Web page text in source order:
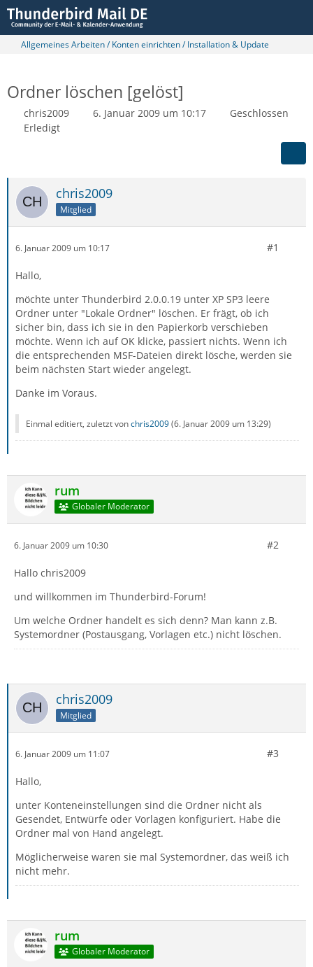
Allgemeines Arbeiten / Konten einrichten / Installation & Update
Ordner löschen [gelöst]
chris2009 6. Januar 2009 um 10:17
Geschlossen
Erledigt
chris2009
Mitglied
6. Januar 2009 um 10:17 #1
Hallo,
möchte unter Thunderbird 2.0.0.19 unter XP SP3 leere
Ordner unter "Lokale Ordner" löschen. Er frägt, ob ich
sicher bin, dass ich sie in den Papierkorb verschieben
möchte. Wenn ich auf OK klicke, passiert nichts. Wenn ich
die entsprechenden MSF-Dateien direkt lösche, werden sie
beim nächsten Start wieder angelegt.
Danke im Voraus.
Einmal editiert, zuletzt vonchris2009(6. Januar 2009 um 13:29)
rum
Globaler Moderator
6. Januar 2009 um 10:30 #2
Hallo chris2009
und willkommen im Thunderbird-Forum!
Um welche Ordner handelt es sich denn? Man kann z.B.
Systemordner (Postausgang, Vorlagen etc.) nicht löschen.
chris2009
Mitglied
6. Januar 2009 um 11:07 #3
Hallo,
unter Konteneinstellungen sind die Ordner nicht als
Gesendet, Entwürfe oder Vorlagen konfiguriert. Habe die
Ordner mal von Hand angelegt.
Möglicherweise waren sie mal Systemordner, das weiß ich
nicht mehr.
rum
Globaler Moderator